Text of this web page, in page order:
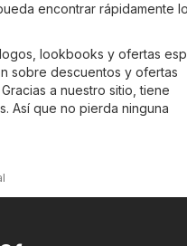
encontrar rápidamente
lookbooks y ofertas
sobre descuentos y ofertas
a nuestro sitio, tiene
Así que no pierda ninguna